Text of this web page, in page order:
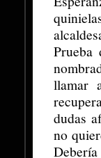
Prueba
llamar
dudas
no